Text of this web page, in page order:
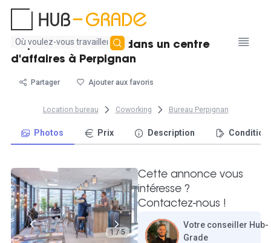
Aucun
résultat
20 postes de travail dans un centre
d'affaires à Perpignan
Partager Ajouter aux favoris
Location bureau Coworking Bureau Perpignan
Photos Prix Description
1 / 5
Cette annonce vous
intéresse ?
Contactez-nous !
Votre conseiller Hub-
Grade